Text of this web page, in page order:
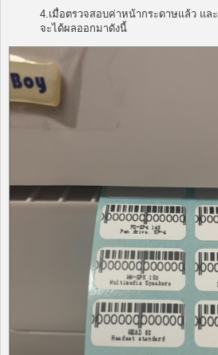
4.เมื่อตรวจสอบค่าหน้ากระดาษแล้ว แล
จะได้ผลออกมาดังนี้